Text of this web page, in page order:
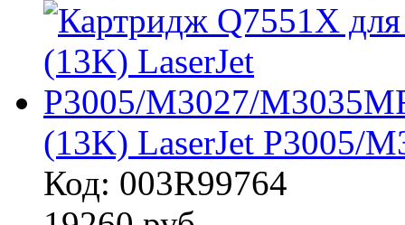
(13K) LaserJet P3005/
Код: 003R99764